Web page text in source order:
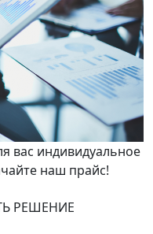
вас индивидуальное
наш прайс!
РЕШЕНИЕ